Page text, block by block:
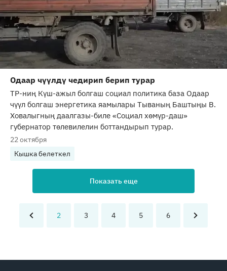
Одаар чүүлдү чедирип берип турар
ТР-ниң Күш-ажыл болгаш социал политика база Одаар
чүүл болгаш энергетика яамылары Тываның Баштыңы В.
Ховалыгның даалгазы-биле «Социал хөмүр-даш»
губернатор төлевилелин боттандырып турар.
22 октября
Кышка белеткел
Показать еще
2 3 4 5 6